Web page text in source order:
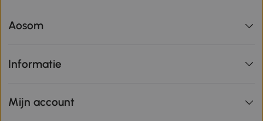
Aosom
Informatie
Mijn account